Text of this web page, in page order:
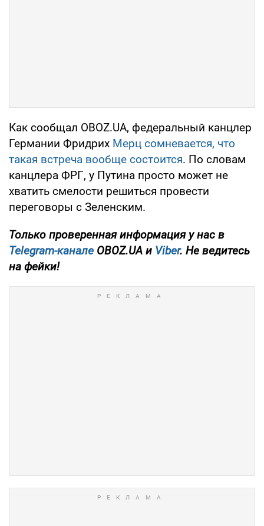
Как сообщал OBOZ.UA, федеральный канцлер
Германии Фридрих Мерц сомневается, что
такая встреча вообще состоится. По словам
канцлера ФРГ, у Путина просто может не
хватить смелости решиться провести
переговоры с Зеленским.
Только проверенная информация у нас в
Telegram-канале OBOZ.UA и Viber. Не ведитесь
на фейки!